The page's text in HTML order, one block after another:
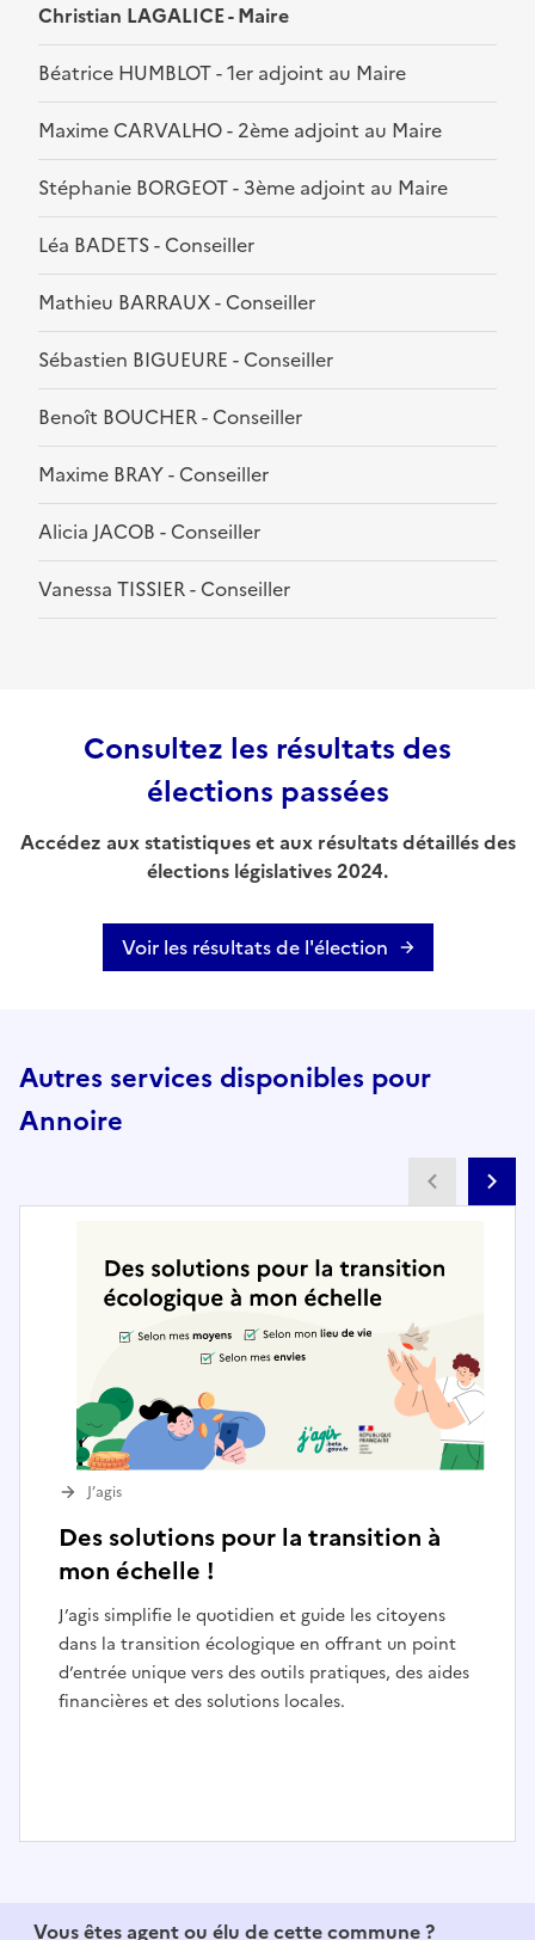
Christian LAGALICE - Maire
Béatrice HUMBLOT - 1er adjoint au Maire
Maxime CARVALHO - 2ème adjoint au Maire
Stéphanie BORGEOT - 3ème adjoint au Maire
Léa BADETS - Conseiller
Mathieu BARRAUX - Conseiller
Sébastien BIGUEURE - Conseiller
Benoît BOUCHER - Conseiller
Maxime BRAY - Conseiller
Alicia JACOB - Conseiller
Vanessa TISSIER - Conseiller
Consultez les résultats des
élections passées
Accédez aux statistiques et aux résultats détaillés des
élections législatives 2024.
Voir les résultats de l'élection
Autres services disponibles pour
Annoire
Des solutions pour la transition à
mon échelle !
J’agis simplifie le quotidien et guide les citoyens
dans la transition écologique en offrant un point
d’entrée unique vers des outils pratiques, des aides
financières et des solutions locales.
J’agis
Vous êtes agent ou élu de cette commune ?